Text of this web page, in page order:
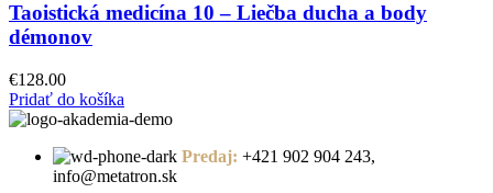
Taoistická medicína 10 – Liečba ducha a body
démonov
€128.00
Pridať do košíka
Predaj: +421 902 904 243,
info@metatron.sk